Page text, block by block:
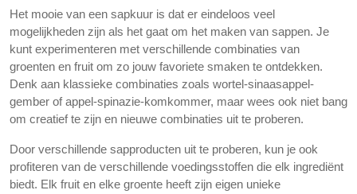
Het mooie van een sapkuur is dat er eindeloos veel
mogelijkheden zijn als het gaat om het maken van sappen. Je
kunt experimenteren met verschillende combinaties van
groenten en fruit om zo jouw favoriete smaken te ontdekken.
Denk aan klassieke combinaties zoals wortel-sinaasappel-
gember of appel-spinazie-komkommer, maar wees ook niet bang
om creatief te zijn en nieuwe combinaties uit te proberen.
Door verschillende sapproducten uit te proberen, kun je ook
profiteren van de verschillende voedingsstoffen die elk ingrediënt
biedt. Elk fruit en elke groente heeft zijn eigen unieke